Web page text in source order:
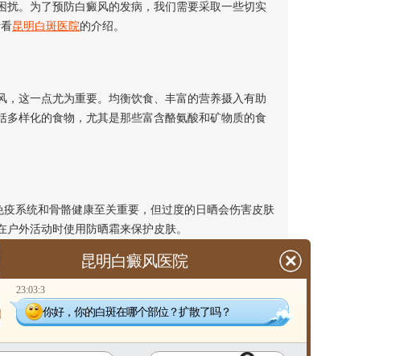
。为了预防白癜风的发病，我们需要采取一些切实
昆明白斑医院的介绍。
这一点尤为重要。均衡饮食、丰富的营养摄入有助
样化的食物，尤其是那些富含酪氨酸和矿物质的食
统和骨骼健康至关重要，但过度的日晒会伤害皮肤
外活动时使用防晒霜来保护皮肤。
素。因此，学习有效管理压力的技巧，如冥想、深
预防措施的一部分。
昆明白癜风医院
23:03:3
你好，你的白斑在哪个部位？扩散了吗？